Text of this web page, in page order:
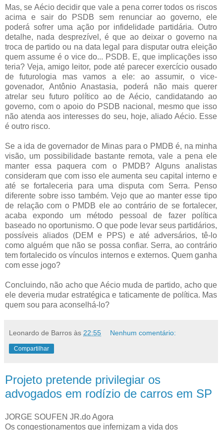
Mas, se Aécio decidir que vale a pena correr todos os riscos
acima e sair do PSDB sem renunciar ao governo, ele
poderá sofrer uma ação por infidelidade partidária. Outro
detalhe, nada desprezível, é que ao deixar o governo na
troca de partido ou na data legal para disputar outra eleição
quem assume é o vice do... PSDB. E, que implicações isso
teria? Veja, amigo leitor, pode até parecer exercício ousado
de futurologia mas vamos a ele: ao assumir, o vice-
govenador, Antônio Anastasia, poderá não mais querer
atrelar seu futuro político ao de Aécio, candidatando ao
governo, com o apoio do PSDB nacional, mesmo que isso
não atenda aos interesses do seu, hoje, aliado Aécio. Esse
é outro risco.
Se a ida de governador de Minas para o PMDB é, na minha
visão, um possibilidade bastante remota, vale a pena ele
manter essa paquera com o PMDB? Alguns analistas
consideram que com isso ele aumenta seu capital interno e
até se fortaleceria para uma disputa com Serra. Penso
diferente sobre isso também. Vejo que ao manter esse tipo
de relação com o PMDB ele ao contrário de se fortalecer,
acaba expondo um método pessoal de fazer política
baseado no oportunismo. O que pode levar seus partidários,
possíveis aliados (DEM e PPS) e até adversários, tê-lo
como alguém que não se possa confiar. Serra, ao contrário
tem fortalecido os vínculos internos e externos. Quem ganha
com esse jogo?
Concluindo, não acho que Aécio muda de partido, acho que
ele deveria mudar estratégica e taticamente de política. Mas
quem sou para aconselhá-lo?
Leonardo de Barros às 22:55 Nenhum comentário:
Compartilhar
Projeto pretende privilegiar os
advogados em rodízio de carros em SP
JORGE SOUFEN JR.do Agora
Os congestionamentos que infernizam a vida dos